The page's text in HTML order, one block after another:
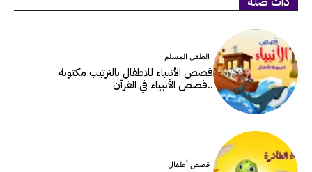
الطفل المسلم
قصص الأنبياء للاطفال بالترتيب مكتوبة
..قصص الأنبياء في القرآن
قصص أطفال